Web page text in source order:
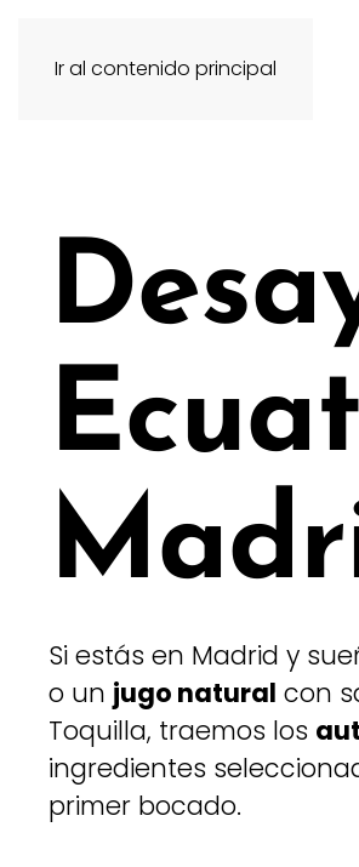
Ir al contenido principal
Si estás en Madrid y
o un jugo natural con
Toquilla, traemos los
ingredientes
primer bocado.